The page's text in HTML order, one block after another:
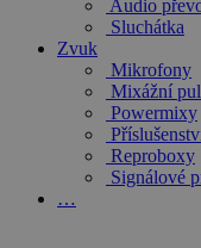
Audio
Sluchátka
Zvuk
Mikrofony
Mixážní
Powermixy
Reproboxy
Signálové
…